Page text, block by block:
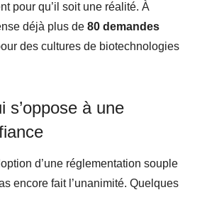
pour qu’il soit une réalité. À
déjà plus de 80 demandes
des cultures de biotechnologies
s’oppose à une
d’une réglementation souple
encore fait l’unanimité. Quelques